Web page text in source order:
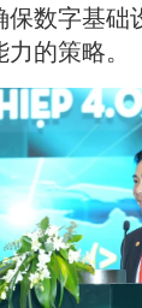
保数字基础
的策略。